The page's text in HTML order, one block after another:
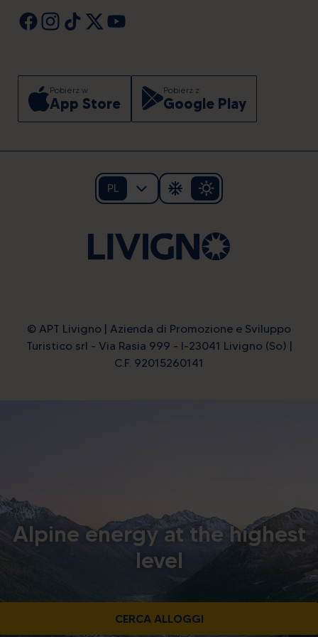
Pobierz w
App Store
Pobierz z
Google Play
PL
© APT Livigno | Azienda di Promozione e Sviluppo
Turistico srl - Via Rasia 999 - I-23041 Livigno (So) |
C.F. 92015260141
Alpine energy at the highest
level
CERCA ALLOGGI